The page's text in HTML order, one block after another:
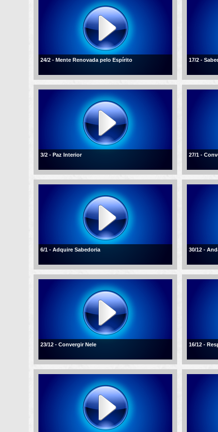
24/2 - Mente Renovada pelo Espírito 17/2 -
3/2 - Paz Interior 27/1 -
6/1 - Adquire Sabedoria 30/12 -
23/12 - Convergir Nele 16/12 -